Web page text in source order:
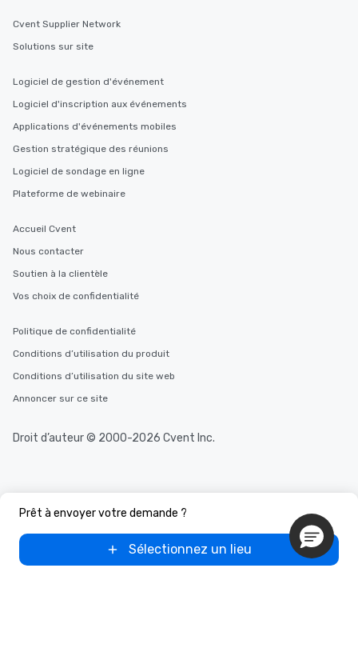
Prêt à envoyer votre demande ?
Sélectionnez un lieu
Cvent Supplier Network
Solutions sur site
Logiciel de gestion d'événement
Logiciel d'inscription aux événements
Applications d'événements mobiles
Gestion stratégique des réunions
Logiciel de sondage en ligne
Plateforme de webinaire
Accueil Cvent
Nous contacter
Soutien à la clientèle
Vos choix de confidentialité
Politique de confidentialité
Conditions d’utilisation du produit
Conditions d’utilisation du site web
Annoncer sur ce site
Droit d’auteur © 2000-2026 Cvent Inc.